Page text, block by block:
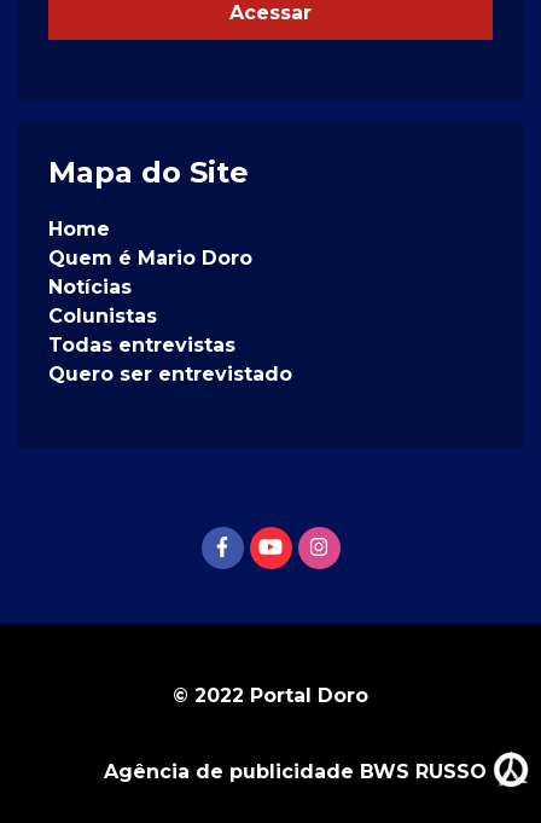
Acessar
Mapa do Site
Home
Quem é Mario Doro
Notícias
Colunistas
Todas entrevistas
Quero ser entrevistado
© 2022 Portal Doro
Agência de publicidade BWS RUSSO